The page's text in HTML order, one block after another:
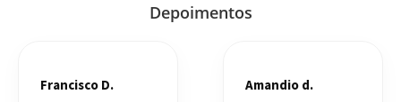
Depoimentos
Francisco D. Amandio d.